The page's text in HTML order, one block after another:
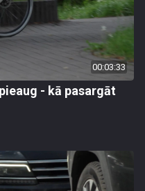
00:03:33
- kā pasargāt